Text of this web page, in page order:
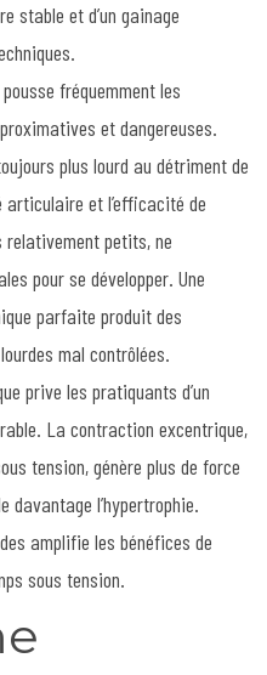
stable et d’un gainage
fréquemment les
et dangereuses.
plus lourd au détriment de
et l’efficacité de
relativement petits, ne
pour se développer. Une
parfaite produit des
mal contrôlées.
prive les pratiquants d’un
La contraction excentrique,
tension, génère plus de force
davantage l’hypertrophie.
amplifie les bénéfices de
sous tension.